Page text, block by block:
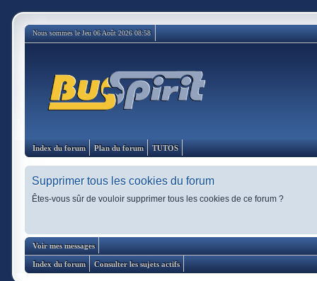
Nous sommes le Jeu 06 Août 2026 08:58
Index du forum Plan du forum TUTOS
Supprimer tous les cookies du forum
Êtes-vous sûr de vouloir supprimer tous les cookies de ce forum ?
Voir mes messages
Index du forum Consulter les sujets actifs